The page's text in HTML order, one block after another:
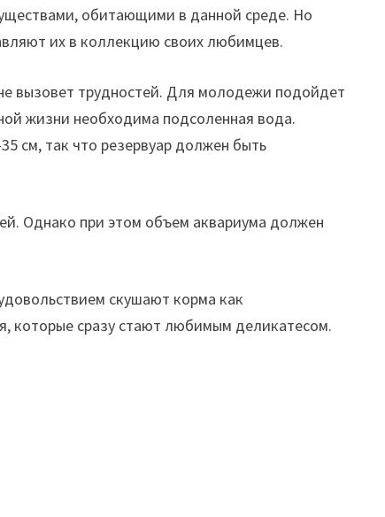
обитающими в данной среде. Но
их в коллекцию своих любимцев.
вызовет трудностей. Для молодежи подойдет
жизни необходима подсоленная вода.
см, так что резервуар должен быть
Однако при этом объем аквариума должен
скушают корма как
которые сразу стают любимым деликатесом.